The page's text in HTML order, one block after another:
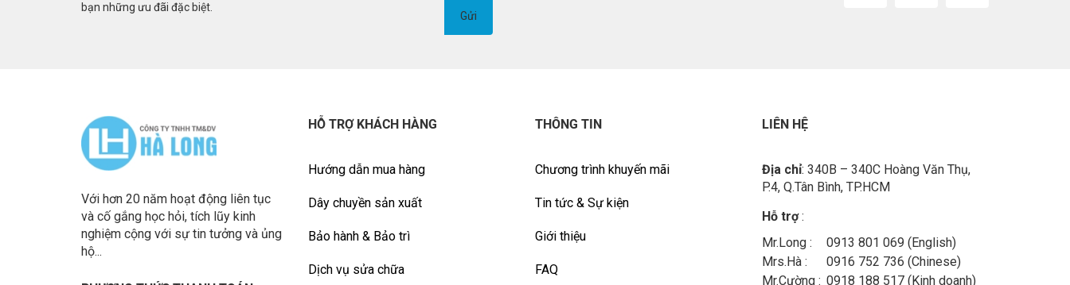
bạn những ưu đãi đặc biệt.
Với hơn 20 năm hoạt động liên tục
và cố gắng học hỏi, tích lũy kinh
nghiệm cộng với sự tin tưởng và ủng
hộ...
HỖ TRỢ KHÁCH HÀNG
Hướng dẫn mua hàng
Dây chuyền sản xuất
Bảo hành & Bảo trì
Dịch vụ sửa chữa
THÔNG TIN
Chương trình khuyến mãi
Tin tức & Sự kiện
Giới thiệu
FAQ
LIÊN HỆ
Địa chỉ: 340B – 340C Hoàng Văn Thụ,
P.4, Q.Tân Bình, TP.HCM
Hỗ trợ:
Mr.Long :
0913 801 069 (English)
Mrs.Hà :
0916 752 736 (Chinese)
Mr.Cường : 0918 188 517 (Kinh doanh)